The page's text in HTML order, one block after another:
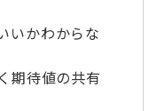
いかわからな
期待値の共有